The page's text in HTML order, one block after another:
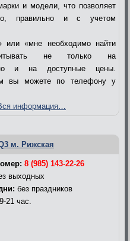
и модели, что позволяет
правильно и с учетом
«мне необходимо найти
не только на
но и на доступные цены.
вы можете по телефону у
информация…
м. Рижская
8 (985) 143-22-26
выходных
без праздников
9-21 час.